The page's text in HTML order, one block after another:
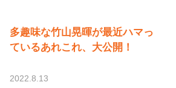
多趣味な竹山晃暉が最近ハマっ
ているあれこれ、大公開！
2022.8.13